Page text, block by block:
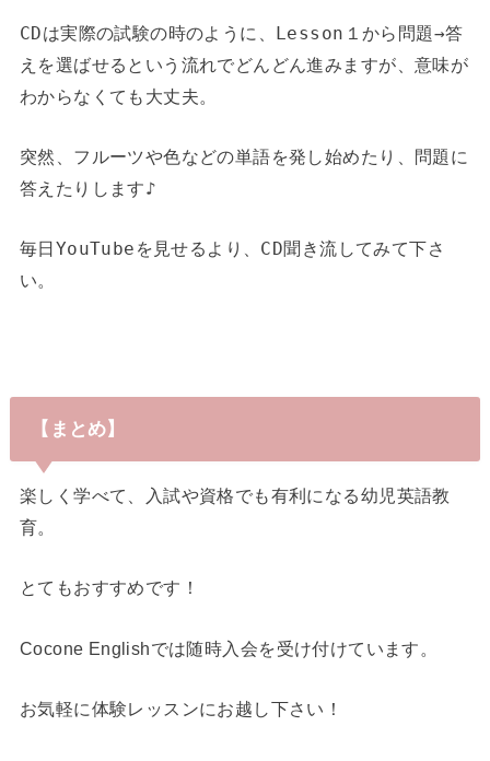
CDは実際の試験の時のように、Lesson１から問題→答
えを選ばせるという流れでどんどん進みますが、意味が
わからなくても大丈夫。
突然、フルーツや色などの単語を発し始めたり、問題に
答えたりします♪
毎日YouTubeを見せるより、CD聞き流してみて下さ
い。
【まとめ】
楽しく学べて、入試や資格でも有利になる幼児英語教
育。
とてもおすすめです！
Cocone Englishでは随時入会を受け付けています。
お気軽に体験レッスンにお越し下さい！